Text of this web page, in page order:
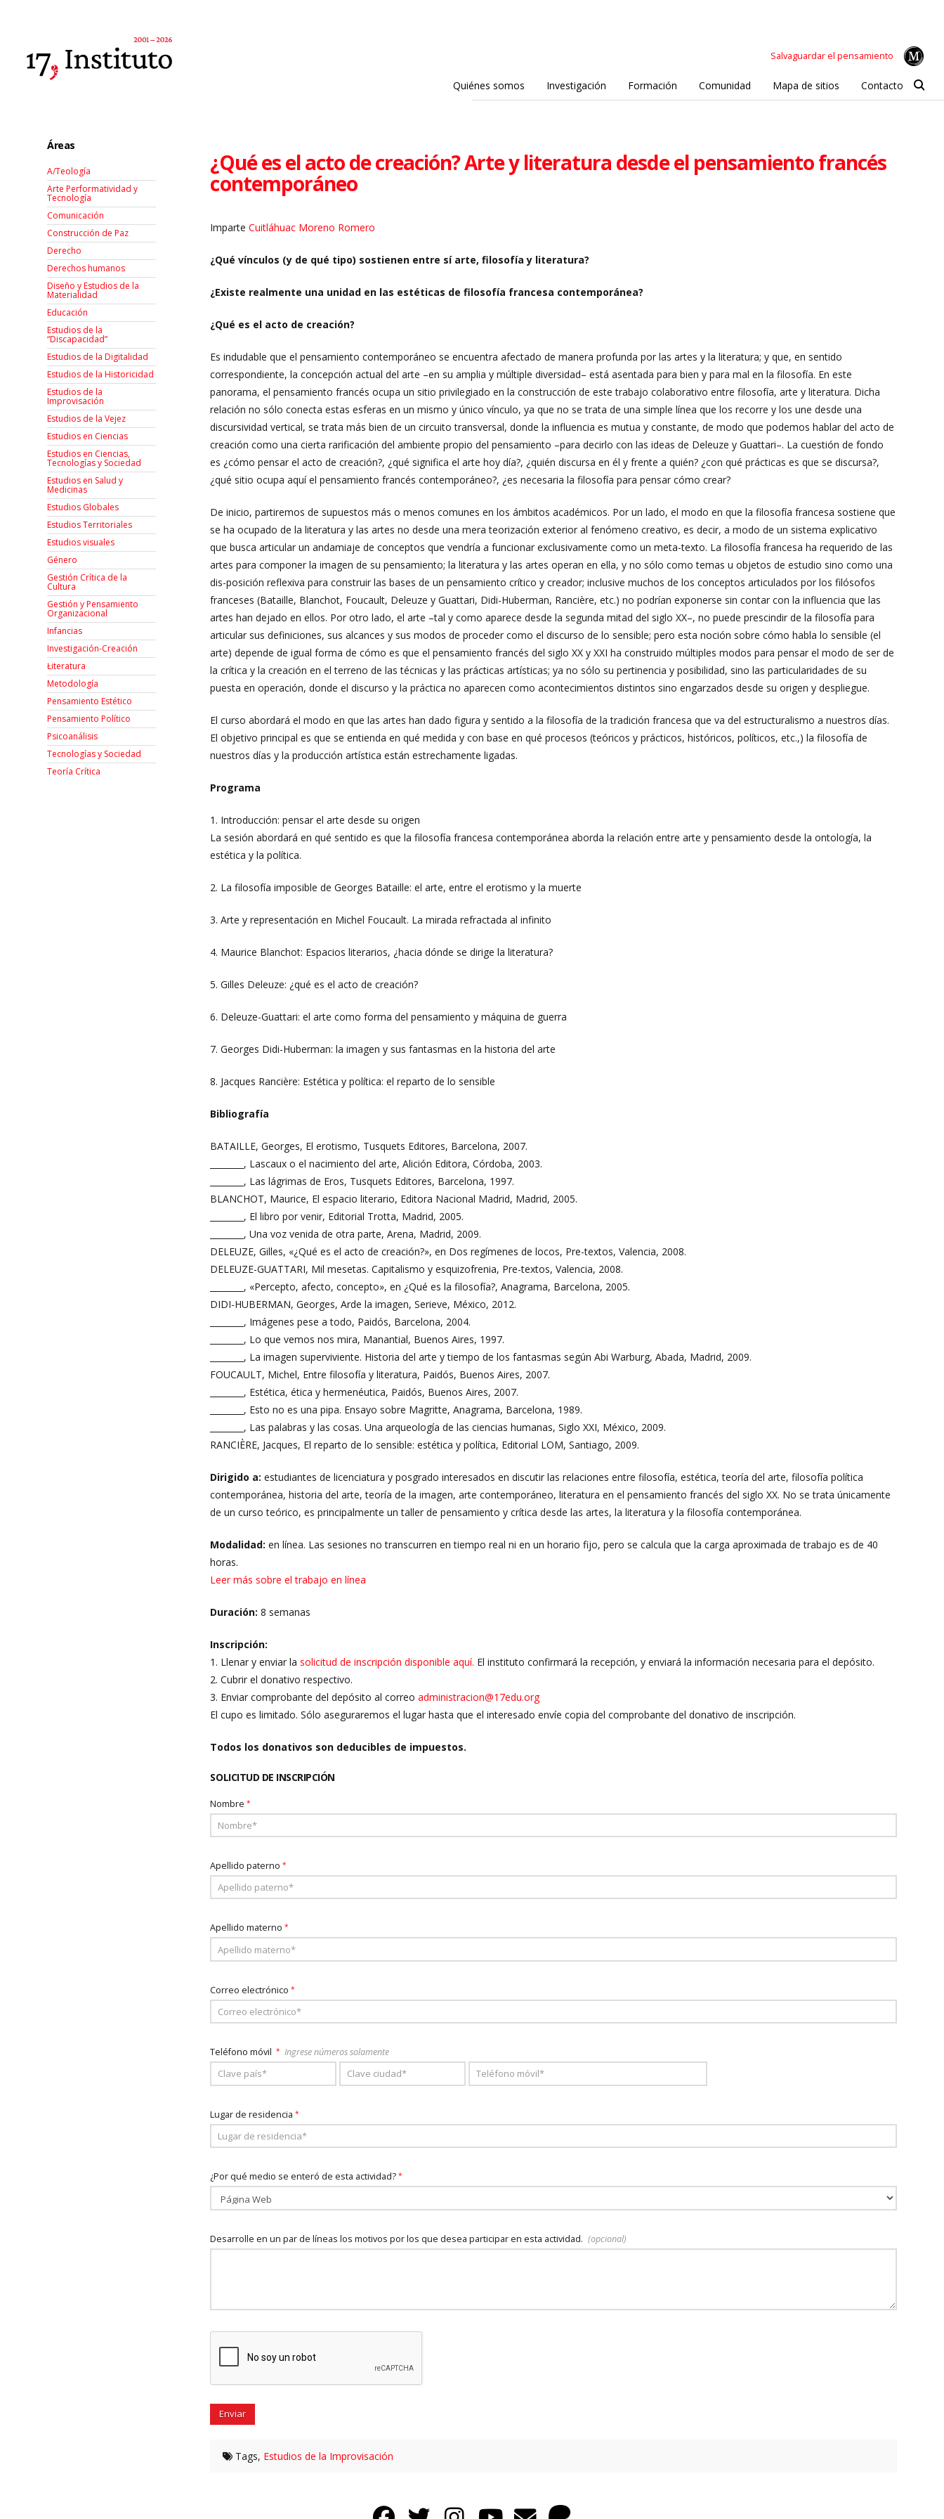
Salvaguardar el pensamiento
Quiénes somos Investigación Formación Comunidad Mapa de sitios Contacto
¿Qué es el acto de creación? Arte y literatura desde el pensamiento francés
contemporáneo
ImparteCuitláhuac Moreno Romero
¿Qué vínculos (y de qué tipo) sostienen entre sí arte, filosofía y literatura?
¿Existe realmente una unidad en las estéticas de filosofía francesa contemporánea?
¿Qué es el acto de creación?
Es indudable que el pensamiento contemporáneo se encuentra afectado de manera profunda por las artes y la literatura; y que, en sentido
correspondiente, la concepción actual del arte –en su amplia y múltiple diversidad– está asentada para bien y para mal en la filosofía. En este
panorama, el pensamiento francés ocupa un sitio privilegiado en la construcción de este trabajo colaborativo entre filosofía, arte y literatura. Dicha
relación no sólo conecta estas esferas en un mismo y único vínculo, ya que no se trata de una simple línea que los recorre y los une desde una
discursividad vertical, se trata más bien de un circuito transversal, donde la influencia es mutua y constante, de modo que podemos hablar del acto de
creación como una cierta rarificación del ambiente propio del pensamiento –para decirlo con las ideas de Deleuze y Guattari–. La cuestión de fondo
es ¿cómo pensar el acto de creación?, ¿qué significa el arte hoy día?, ¿quién discursa en él y frente a quién? ¿con qué prácticas es que se discursa?,
¿qué sitio ocupa aquí el pensamiento francés contemporáneo?, ¿es necesaria la filosofía para pensar cómo crear?
De inicio, partiremos de supuestos más o menos comunes en los ámbitos académicos. Por un lado, el modo en que la filosofía francesa sostiene que
se ha ocupado de la literatura y las artes no desde una mera teorización exterior al fenómeno creativo, es decir, a modo de un sistema explicativo
que busca articular un andamiaje de conceptos que vendría a funcionar exclusivamente como un meta-texto. La filosofía francesa ha requerido de las
artes para componer la imagen de su pensamiento; la literatura y las artes operan en ella, y no sólo como temas u objetos de estudio sino como una
dis-posición reflexiva para construir las bases de un pensamiento crítico y creador; inclusive muchos de los conceptos articulados por los filósofos
franceses (Bataille, Blanchot, Foucault, Deleuze y Guattari, Didi-Huberman, Rancière, etc.) no podrían exponerse sin contar con la influencia que las
artes han dejado en ellos. Por otro lado, el arte –tal y como aparece desde la segunda mitad del siglo XX–, no puede prescindir de la filosofía para
articular sus definiciones, sus alcances y sus modos de proceder como el discurso de lo sensible; pero esta noción sobre cómo habla lo sensible (el
arte) depende de igual forma de cómo es que el pensamiento francés del siglo XX y XXI ha construido múltiples modos para pensar el modo de ser de
la crítica y la creación en el terreno de las técnicas y las prácticas artísticas; ya no sólo su pertinencia y posibilidad, sino las particularidades de su
puesta en operación, donde el discurso y la práctica no aparecen como acontecimientos distintos sino engarzados desde su origen y despliegue.
El curso abordará el modo en que las artes han dado figura y sentido a la filosofía de la tradición francesa que va del estructuralismo a nuestros días.
El objetivo principal es que se entienda en qué medida y con base en qué procesos (teóricos y prácticos, históricos, políticos, etc.,) la filosofía de
nuestros días y la producción artística están estrechamente ligadas.
Programa
1. Introducción: pensar el arte desde su origen
La sesión abordará en qué sentido es que la filosofía francesa contemporánea aborda la relación entre arte y pensamiento desde la ontología, la
estética y la política.
2. La filosofía imposible de Georges Bataille: el arte, entre el erotismo y la muerte
3. Arte y representación en Michel Foucault. La mirada refractada al infinito
4. Maurice Blanchot: Espacios literarios, ¿hacia dónde se dirige la literatura?
5. Gilles Deleuze: ¿qué es el acto de creación?
6. Deleuze-Guattari: el arte como forma del pensamiento y máquina de guerra
7. Georges Didi-Huberman: la imagen y sus fantasmas en la historia del arte
8. Jacques Rancière: Estética y política: el reparto de lo sensible
Bibliografía
BATAILLE, Georges, El erotismo, Tusquets Editores, Barcelona, 2007.
________, Lascaux o el nacimiento del arte, Alición Editora, Córdoba, 2003.
________, Las lágrimas de Eros, Tusquets Editores, Barcelona, 1997.
BLANCHOT, Maurice, El espacio literario, Editora Nacional Madrid, Madrid, 2005.
________, El libro por venir, Editorial Trotta, Madrid, 2005.
________, Una voz venida de otra parte, Arena, Madrid, 2009.
DELEUZE, Gilles, «¿Qué es el acto de creación?», en Dos regímenes de locos, Pre-textos, Valencia, 2008.
DELEUZE-GUATTARI, Mil mesetas. Capitalismo y esquizofrenia, Pre-textos, Valencia, 2008.
________, «Percepto, afecto, concepto», en ¿Qué es la filosofía?, Anagrama, Barcelona, 2005.
DIDI-HUBERMAN, Georges, Arde la imagen, Serieve, México, 2012.
________, Imágenes pese a todo, Paidós, Barcelona, 2004.
________, Lo que vemos nos mira, Manantial, Buenos Aires, 1997.
________, La imagen superviviente. Historia del arte y tiempo de los fantasmas según Abi Warburg, Abada, Madrid, 2009.
FOUCAULT, Michel, Entre filosofía y literatura, Paidós, Buenos Aires, 2007.
________, Estética, ética y hermenéutica, Paidós, Buenos Aires, 2007.
________, Esto no es una pipa. Ensayo sobre Magritte, Anagrama, Barcelona, 1989.
________, Las palabras y las cosas. Una arqueología de las ciencias humanas, Siglo XXI, México, 2009.
RANCIÈRE, Jacques, El reparto de lo sensible: estética y política, Editorial LOM, Santiago, 2009.
Dirigido a: estudiantes de licenciatura y posgrado interesados en discutir las relaciones entre filosofía, estética, teoría del arte, filosofía política
contemporánea, historia del arte, teoría de la imagen, arte contemporáneo, literatura en el pensamiento francés del siglo XX. No se trata únicamente
de un curso teórico, es principalmente un taller de pensamiento y crítica desde las artes, la literatura y la filosofía contemporánea.
Modalidad: en línea. Las sesiones no transcurren en tiempo real ni en un horario fijo, pero se calcula que la carga aproximada de trabajo es de 40
horas.
Leer más sobre el trabajo en línea
Duración: 8 semanas
Inscripción:
1. Llenar y enviar lasolicitud de inscripción disponible aquí. El instituto confirmará la recepción, y enviará la información necesaria para el depósito.
2. Cubrir el donativo respectivo.
3. Enviar comprobante del depósito al correoadministracion@17edu.org
El cupo es limitado. Sólo aseguraremos el lugar hasta que el interesado envíe copia del comprobante del donativo de inscripción.
Todos los donativos son deducibles de impuestos.
SOLICITUD DE INSCRIPCIÓN
Nombre *
Apellido paterno *
Apellido materno *
Correo electrónico *
Teléfono móvil * Ingrese números solamente
Lugar de residencia *
¿Por qué medio se enteró de esta actividad? *
Desarrolle en un par de líneas los motivos por los que desea participar en esta actividad. (opcional)
Tags, Estudios de la Improvisación
Áreas
A/Teología
Arte Performatividad y
Tecnología
Comunicación
Construcción de Paz
Derecho
Derechos humanos
Diseño y Estudios de la
Materialidad
Educación
Estudios de la
“Discapacidad”
Estudios de la Digitalidad
Estudios de la Historicidad
Estudios de la
Improvisación
Estudios de la Vejez
Estudios en Ciencias
Estudios en Ciencias,
Tecnologías y Sociedad
Estudios en Salud y
Medicinas
Estudios Globales
Estudios Territoriales
Estudios visuales
Género
Gestión Crítica de la
Cultura
Gestión y Pensamiento
Organizacional
Infancias
Investigación-Creación
Łiteratura
Metodología
Pensamiento Estético
Pensamiento Político
Psicoanálisis
Tecnologías y Sociedad
Teoría Crítica